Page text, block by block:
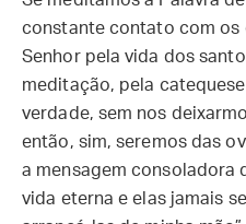
constante contato com os
Senhor pela vida dos
meditação, pela
verdade, sem nos
então, sim, seremos das
a mensagem consoladora
vida eterna e elas jamais